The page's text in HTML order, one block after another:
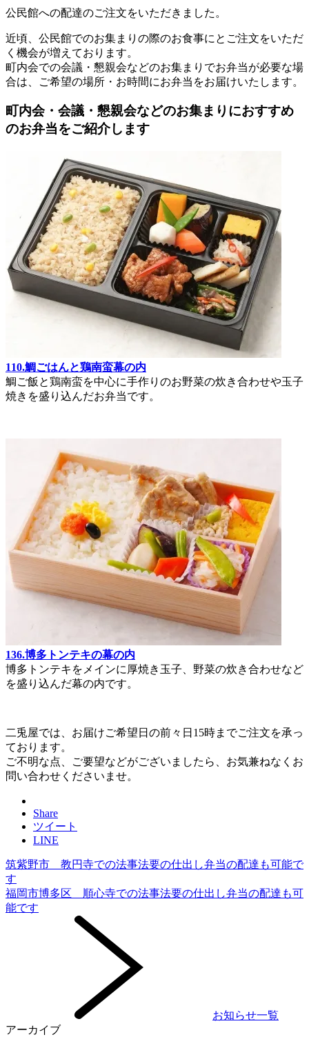
公民館への配達のご注文をいただきました。
近頃、公民館でのお集まりの際のお食事にとご注文をいただ
く機会が増えております。
町内会での会議・懇親会などのお集まりでお弁当が必要な場
合は、ご希望の場所・お時間にお弁当をお届けいたします。
町内会・会議・懇親会などのお集まりにおすすめ
のお弁当をご紹介します
110.鯛ごはんと鶏南蛮幕の内
鯛ご飯と鶏南蛮を中心に手作りのお野菜の炊き合わせや玉子
焼きを盛り込んだお弁当です。
136.博多トンテキの幕の内
博多トンテキをメインに厚焼き玉子、野菜の炊き合わせなど
を盛り込んだ幕の内です。
二兎屋では、お届けご希望日の前々日15時までご注文を承っ
ております。
ご不明な点、ご要望などがございましたら、お気兼ねなくお
問い合わせくださいませ。
Share
ツイート
LINE
筑紫野市 教円寺での法事法要の仕出し弁当の配達も可能で
す
福岡市博多区 順心寺での法事法要の仕出し弁当の配達も可
能です
お知らせ一覧
アーカイブ